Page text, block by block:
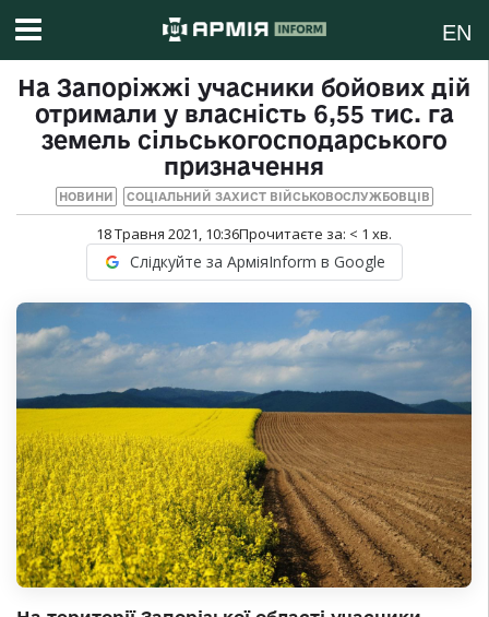
EN
На Запоріжжі учасники бойових дій
отримали у власність 6,55 тис. га
земель сільськогосподарського
призначення
НОВИНИ СОЦІАЛЬНИЙ ЗАХИСТ ВІЙСЬКОВОСЛУЖБОВЦІВ
18 Травня 2021, 10:36Прочитаєте за: < 1 хв.
Слідкуйте за АрміяInform в Google